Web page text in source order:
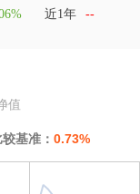
近1年 --
值
基准： 0.73%